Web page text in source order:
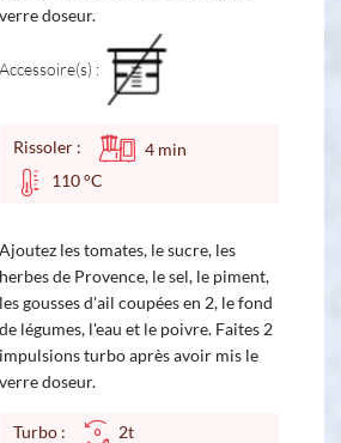
verre doseur.
Accessoire(s) :
Rissoler : 4 min
110 °C
Ajoutez les tomates, le sucre, les
herbes de Provence, le sel, le piment,
les gousses d'ail coupées en 2, le fond
de légumes, l'eau et le poivre. Faites 2
impulsions turbo après avoir mis le
verre doseur.
Turbo : 2t